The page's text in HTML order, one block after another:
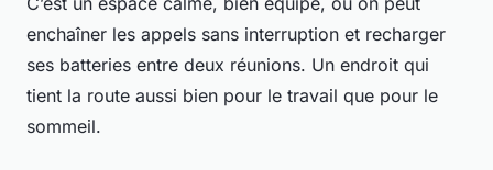
enchaîner les appels sans interruption et recharger
ses batteries entre deux réunions. Un endroit qui
tient la route aussi bien pour le travail que pour le
sommeil.